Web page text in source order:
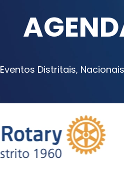
Eventos Distritais,